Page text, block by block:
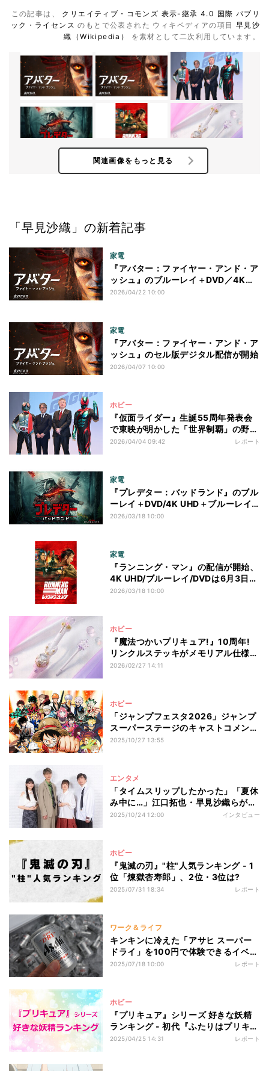
この記事は、 クリエイティブ・コモンズ 表示-継承 4.0 国際 パブリ
ック・ライセンスのもとで公表された ウィキペディアの項目 早見沙
織（Wikipedia） を素材として二次利用しています。
関連画像をもっと見る
「早見沙織」の新着記事
家電
『アバター：ファイヤー・アンド・ア
ッシュ』のブルーレイ＋DVD／4K
UHD+3D+ブルーレイが7月15日に発
2026/04/22 10:00
家電
『アバター：ファイヤー・アンド・ア
ッシュ』のセル版デジタル配信が開始
2026/04/07 10:00
ホビー
『仮面ライダー』生誕55周年発表会
で東映が明かした「世界制覇」の野
望!「仮面ライダーを全世界で愛され
2026/04/04 09:42 レポート
家電
『プレデター：バッドランド』のブル
ーレイ＋DVD/4K UHD＋ブルーレイ
が発売
2026/03/18 10:00
家電
『ランニング・マン』の配信が開始、
4K UHD/ブルーレイ/DVDは6月3日発
売
2026/03/18 10:00
ホビー
『魔法つかいプリキュア!』10周年!
リンクルステッキがメモリアル仕様で
登場!
2026/02/27 14:11
ホビー
「ジャンプフェスタ2026」ジャンプ
スーパーステージのキャストコメント
を発表!
2025/10/27 13:55
エンタメ
「タイムスリップしたかった」「夏休
み中に…」江口拓也・早見沙織らが学
生時代に全力を注いだ“青春”とは
2025/10/24 12:00 インタビュー
ホビー
『鬼滅の刃』"柱"人気ランキング ‐ 1
位「煉獄杏寿郎」、2位・3位は?
2025/07/31 18:34 レポート
ワーク＆ライフ
キンキンに冷えた「アサヒ スーパー
ドライ」を100円で体験できるイベン
ト、各地で開催
2025/07/18 10:00 レポート
ホビー
『プリキュア』シリーズ 好きな妖精
ランキング - 初代『ふたりはプリキュ
ア』の妖精が1位から3位を独占!
2025/04/25 14:31 レポート